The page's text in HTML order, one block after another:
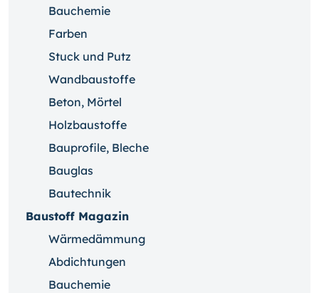
Bauchemie
Farben
Stuck und Putz
Wandbaustoffe
Beton, Mörtel
Holzbaustoffe
Bauprofile, Bleche
Bauglas
Bautechnik
Baustoff Magazin
Wärmedämmung
Abdichtungen
Bauchemie